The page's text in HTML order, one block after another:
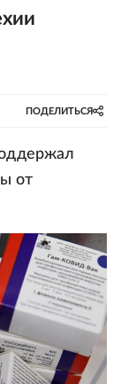
ПОДЕЛИТЬСЯ
от